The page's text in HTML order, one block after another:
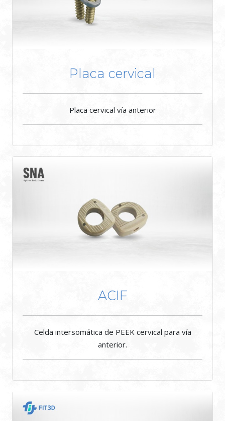
Placa cervical
Placa cervical vía anterior
ACIF
Celda intersomática de PEEK cervical para vía
anterior.